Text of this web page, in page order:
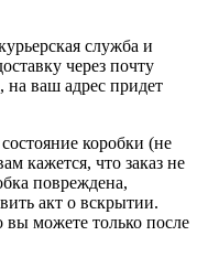
служба и
через почту
на ваш адрес придет
коробки (не
кажется, что заказ не
повреждена,
акт о вскрытии.
вы можете только после